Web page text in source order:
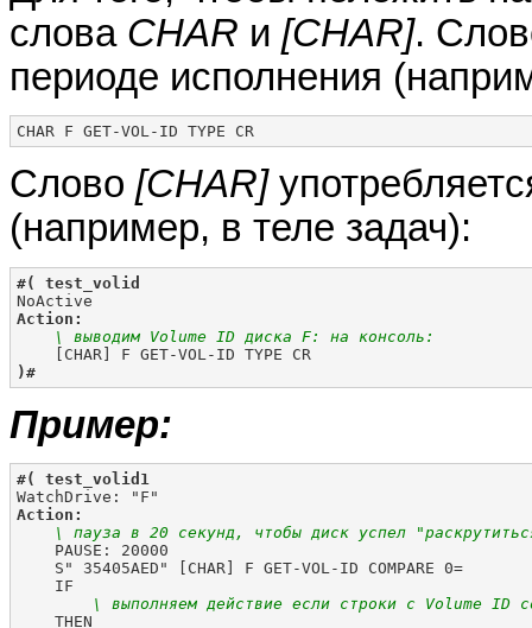
слова CHAR и [CHAR].
периоде исполнения
CHAR F GET-VOL-ID TYPE CR
Слово [CHAR]
(например, в теле задач):
#( test_volid
Action:
    \ выводим Volume ID диска F: на консоль:
)#
Пример:
#( test_volid1
Action:
\ пауза в 20 секунд, чтобы диск успел
PAUSE: 20000
    S" 35405AED" [CHAR] F GET-VOL-ID COMPARE 0=
\ выполняем действие если строки с Volume ID